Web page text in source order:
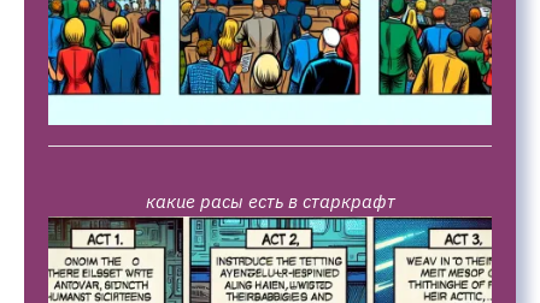
какие расы есть в старкрафт